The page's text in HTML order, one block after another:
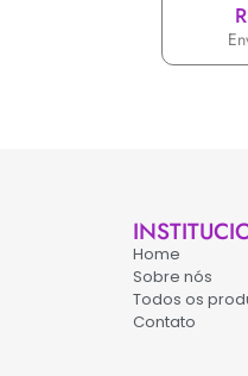
Home
Sobre nós
Todos os
Contato